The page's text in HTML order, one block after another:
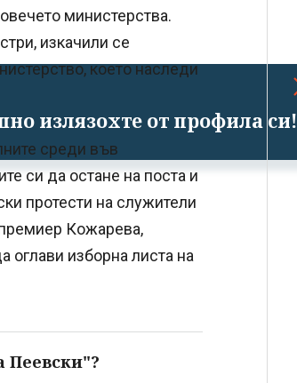
излязохте от профила си!
министерства.
изкачили се
което наследи
среди във
си да остане на поста и
протести на служители
Кожарева,
оглави изборна листа на
Пеевски"?